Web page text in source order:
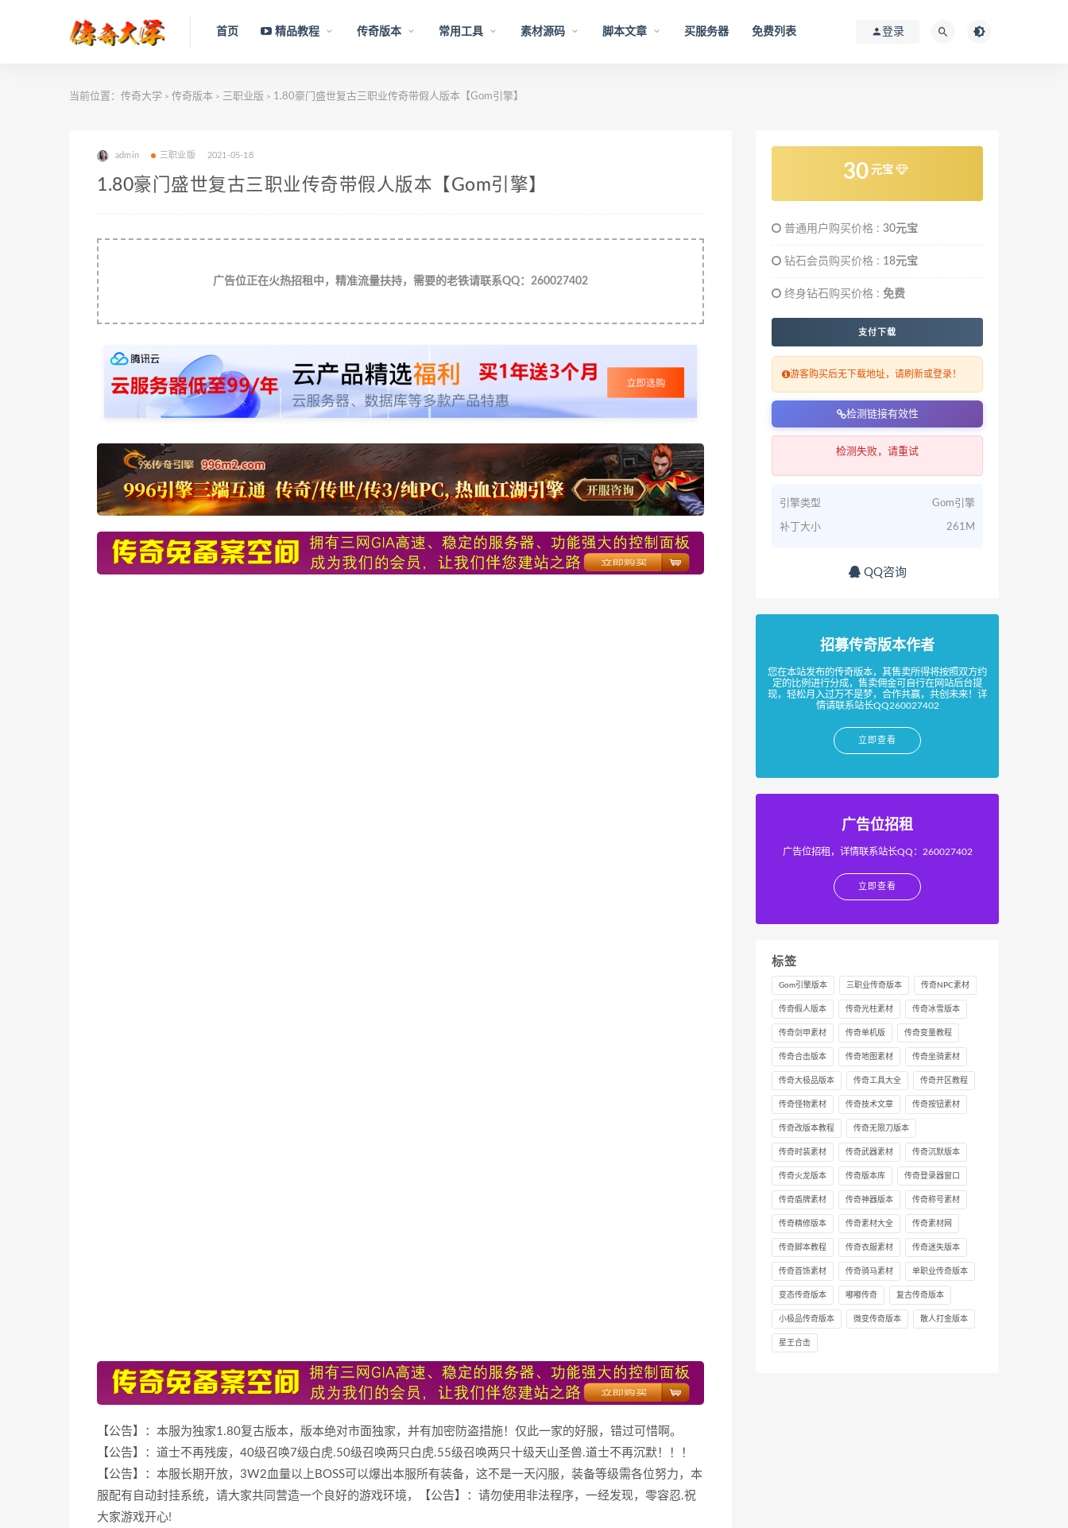
首页 精品教程 传奇版本 常用工具 素材源码 脚本文章 买服务器 免费列表 登录
当前位置： 传奇大学 > 传奇版本 > 三职业版 > 1.80豪门盛世复古三职业传奇带假人版本【Gom引擎】
admin 三职业版 2021-05-18
1.80豪门盛世复古三职业传奇带假人版本【Gom引擎】
广告位正在火热招租中，精准流量扶持，需要的老铁请联系QQ：260027402
【公告】：本服为独家1.80复古版本，版本绝对市面独家，并有加密防盗措施！仅此一家的好服，错过可惜啊。
【公告】：道士不再残废，40级召唤7级白虎.50级召唤两只白虎.55级召唤两只十级天山圣兽.道士不再沉默！！！
【公告】：本服长期开放，3W2血量以上BOSS可以爆出本服所有装备，这不是一天闪服，装备等级需各位努力，本
服配有自动封挂系统，请大家共同营造一个良好的游戏环境，【公告】：请勿使用非法程序，一经发现，零容忍.祝
大家游戏开心!
30 元宝
普通用户购买价格 : 30元宝
钻石会员购买价格 : 18元宝
终身钻石购买价格 : 免费
支付下载
游客购买后无下载地址，请刷新或登录！
检测链接有效性
检测失败，请重试
引擎类型 Gom引擎
补丁大小 261M
QQ咨询
招募传奇版本作者
您在本站发布的传奇版本，其售卖所得将按照双方约
定的比例进行分成，售卖佣金可自行在网站后台提
现，轻松月入过万不是梦，合作共赢，共创未来！详
情请联系站长QQ260027402
立即查看
广告位招租
广告位招租，详情联系站长QQ：260027402
立即查看
标签
Gom引擎版本 三职业传奇版本 传奇NPC素材
传奇假人版本 传奇光柱素材 传奇冰雪版本
传奇剑甲素材 传奇单机版 传奇变量教程
传奇合击版本 传奇地图素材 传奇坐骑素材
传奇大极品版本 传奇工具大全 传奇开区教程
传奇怪物素材 传奇技术文章 传奇按钮素材
传奇改版本教程 传奇无限刀版本
传奇时装素材 传奇武器素材 传奇沉默版本
传奇火龙版本 传奇版本库 传奇登录器窗口
传奇盾牌素材 传奇神器版本 传奇称号素材
传奇精修版本 传奇素材大全 传奇素材网
传奇脚本教程 传奇衣服素材 传奇迷失版本
传奇首饰素材 传奇骑马素材 单职业传奇版本
变态传奇版本 嘟嘟传奇 复古传奇版本
小极品传奇版本 微变传奇版本 散人打金版本
星王合击